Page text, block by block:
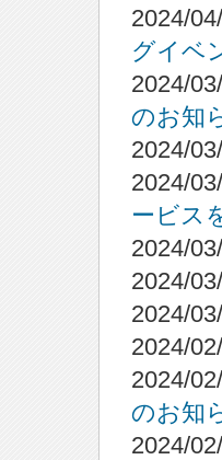
2024/
グイベ
2024/
のお知
2024/
2024/
ービス
2024/
2024/
2024/
2024/
2024/
のお知
2024/